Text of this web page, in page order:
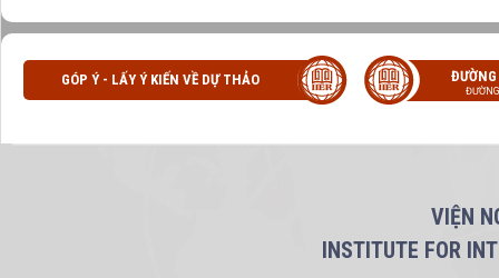
GÓP Ý - LẤY Ý KIẾN VỀ DỰ THẢO
VIỆN
INSTITUTE FOR